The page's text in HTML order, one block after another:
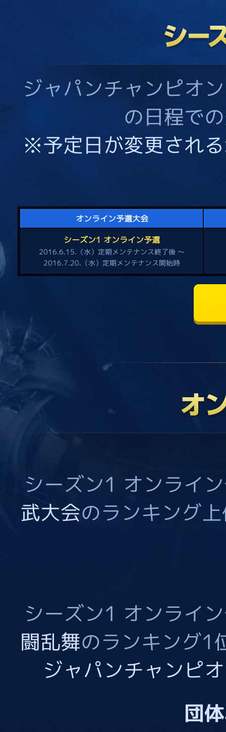
ジャパンチャンピオ
の日程で
※予定日が変更され
オンライン予選大会
シーズン1 オンライン予選
2016.6.15.（水）定期メンテナンス終了後 ～
2016.7.20.（水）定期メンテナンス開始時
シーズン1 オンライ
武大会のランキング
シーズン1 オンライ
闘乱舞のランキング1
ジャパンチャンピ
団